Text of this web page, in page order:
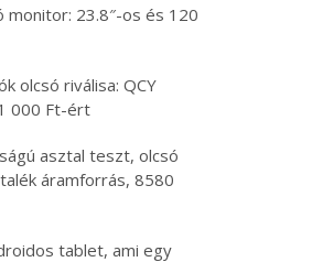
23.8″-os és 120
olcsó riválisa: QCY
000 Ft-ért
asztal teszt, olcsó
áramforrás, 8580
tablet, ami egy